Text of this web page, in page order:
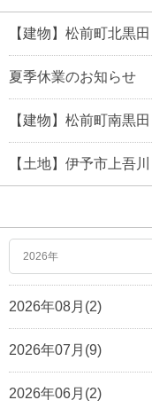
【建物】松前町北
夏季休業のお知らせ
【建物】松前町南黒
【土地】伊予市上吾
2026年
2026年08月(2)
2026年07月(9)
2026年06月(2)